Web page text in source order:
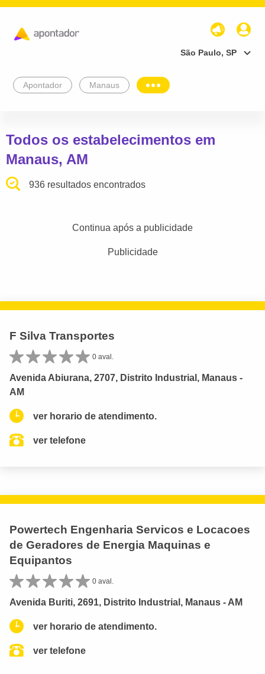
São Paulo, SP
Apontador Manaus
Todos os estabelecimentos em
Manaus, AM
936 resultados encontrados
Continua após a publicidade
Publicidade
F Silva Transportes
0 aval.
Avenida Abiurana, 2707, Distrito Industrial, Manaus -
AM
ver horario de atendimento.
ver telefone
Powertech Engenharia Servicos e Locacoes
de Geradores de Energia Maquinas e
Equipantos
0 aval.
Avenida Buriti, 2691, Distrito Industrial, Manaus - AM
ver horario de atendimento.
ver telefone